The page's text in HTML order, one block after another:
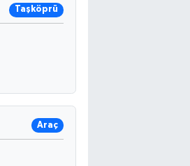
Taşköprü
Araç